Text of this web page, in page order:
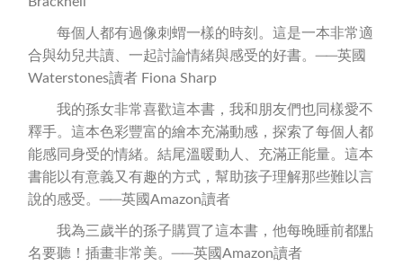
每個人都有過像刺蝟一樣的時刻。這是一本非常適
合與幼兒共讀、一起討論情緒與感受的好書。──英國
Waterstones讀者 Fiona Sharp
我的孫女非常喜歡這本書，我和朋友們也同樣愛不
釋手。這本色彩豐富的繪本充滿動感，探索了每個人都
能感同身受的情緒。結尾溫暖動人、充滿正能量。這本
書能以有意義又有趣的方式，幫助孩子理解那些難以言
說的感受。──英國Amazon讀者
我為三歲半的孫子購買了這本書，他每晚睡前都點
名要聽！插畫非常美。──英國Amazon讀者